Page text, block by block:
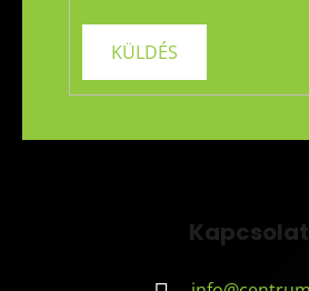
Kapcsolat